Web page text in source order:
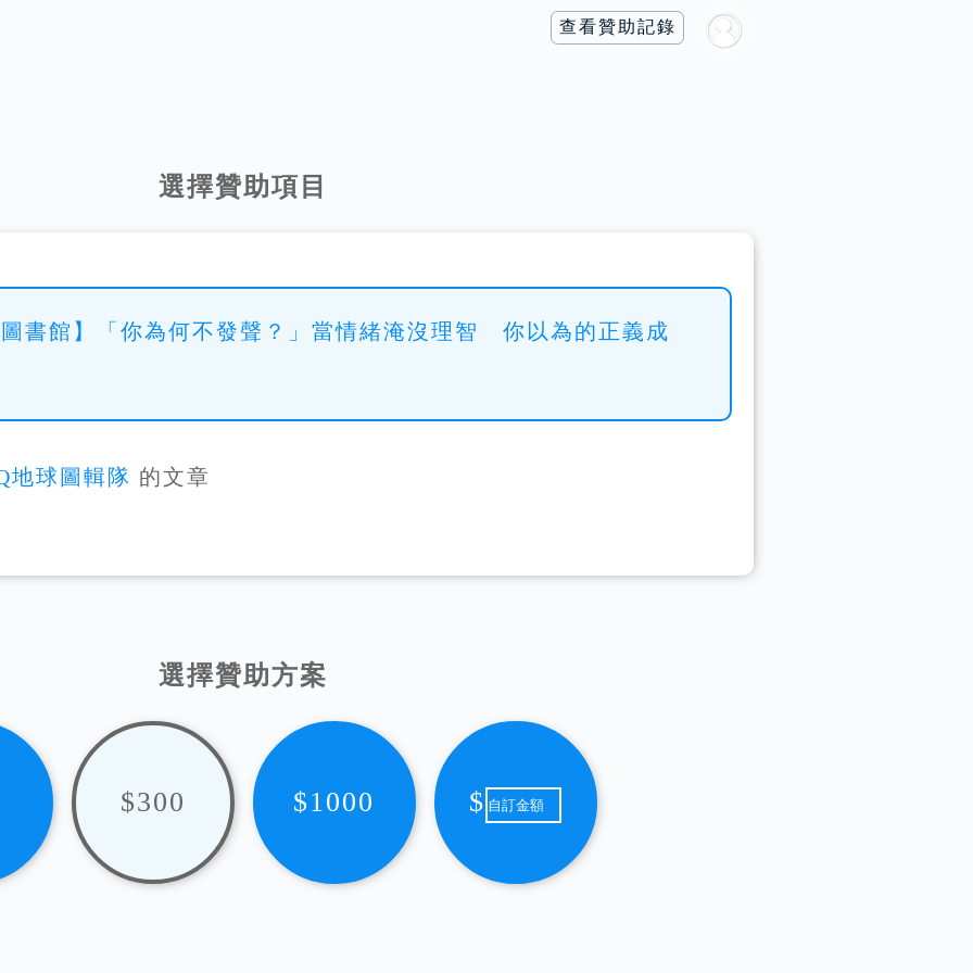
查看贊助記錄
選擇贊助項目
書館】「你為何不發聲？」當情緒淹沒理智 你以為的正義成
地球圖輯隊 的文章
選擇贊助方案
$300 $1000 $